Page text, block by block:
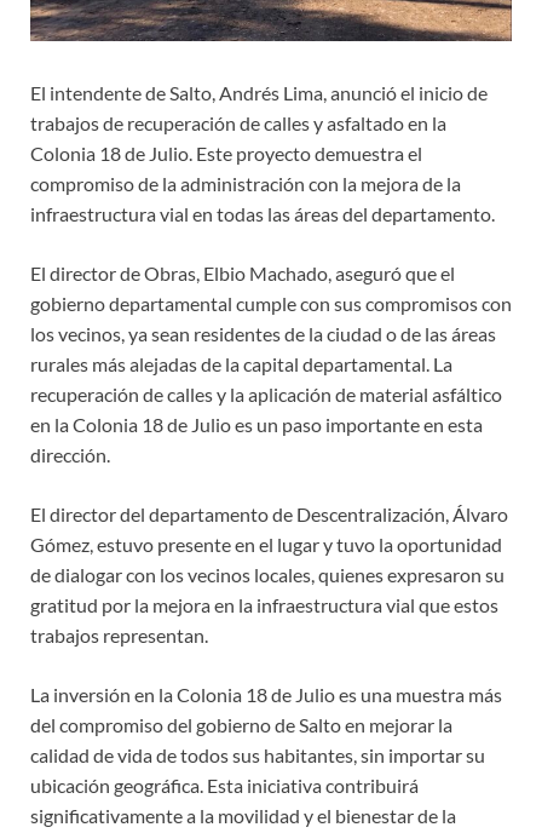
El intendente de Salto, Andrés Lima, anunció el inicio de
trabajos de recuperación de calles y asfaltado en la
Colonia 18 de Julio. Este proyecto demuestra el
compromiso de la administración con la mejora de la
infraestructura vial en todas las áreas del departamento.
El director de Obras, Elbio Machado, aseguró que el
gobierno departamental cumple con sus compromisos con
los vecinos, ya sean residentes de la ciudad o de las áreas
rurales más alejadas de la capital departamental. La
recuperación de calles y la aplicación de material asfáltico
en la Colonia 18 de Julio es un paso importante en esta
dirección.
El director del departamento de Descentralización, Álvaro
Gómez, estuvo presente en el lugar y tuvo la oportunidad
de dialogar con los vecinos locales, quienes expresaron su
gratitud por la mejora en la infraestructura vial que estos
trabajos representan.
La inversión en la Colonia 18 de Julio es una muestra más
del compromiso del gobierno de Salto en mejorar la
calidad de vida de todos sus habitantes, sin importar su
ubicación geográfica. Esta iniciativa contribuirá
significativamente a la movilidad y el bienestar de la